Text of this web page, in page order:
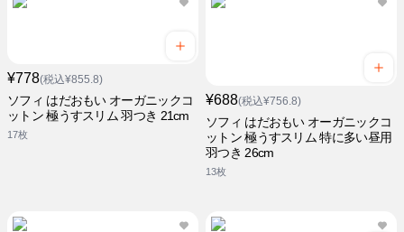
¥778(税込¥855.8)
ソフィ はだおもい オーガニックコ
ットン 極うすスリム 羽つき 21cm
17枚
¥688(税込¥756.8)
ソフィ はだおもい オーガニックコ
ットン 極うすスリム 特に多い昼用
羽つき 26cm
13枚